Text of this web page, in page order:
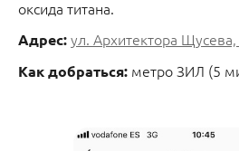
оксида титана.
Адрес:ул. Архитектора Щусева,
Как добраться: метро ЗИЛ (5